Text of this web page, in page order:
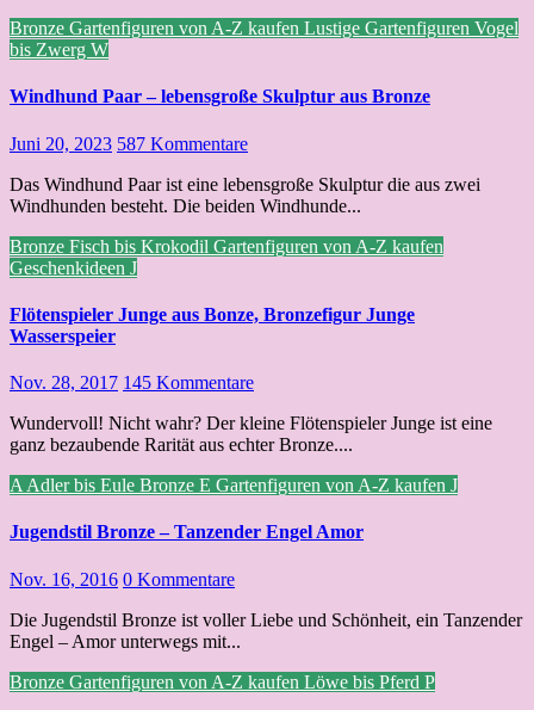
Bronze Gartenfiguren von A-Z kaufen Lustige Gartenfiguren Vogel
bis Zwerg W
Windhund Paar – lebensgroße Skulptur aus Bronze
Juni 20, 2023 587 Kommentare
Das Windhund Paar ist eine lebensgroße Skulptur die aus zwei
Windhunden besteht. Die beiden Windhunde...
Bronze Fisch bis Krokodil Gartenfiguren von A-Z kaufen
Geschenkideen J
Flötenspieler Junge aus Bonze, Bronzefigur Junge
Wasserspeier
Nov. 28, 2017 145 Kommentare
Wundervoll! Nicht wahr? Der kleine Flötenspieler Junge ist eine
ganz bezaubende Rarität aus echter Bronze....
A Adler bis Eule Bronze E Gartenfiguren von A-Z kaufen J
Jugendstil Bronze – Tanzender Engel Amor
Nov. 16, 2016 0 Kommentare
Die Jugendstil Bronze ist voller Liebe und Schönheit, ein Tanzender
Engel – Amor unterwegs mit...
Bronze Gartenfiguren von A-Z kaufen Löwe bis Pferd P